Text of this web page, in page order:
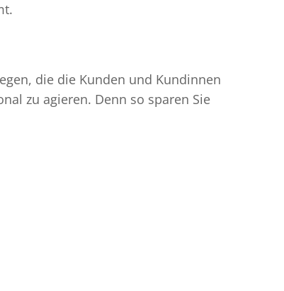
die die Kunden und Kundinnen
zu agieren. Denn so sparen Sie